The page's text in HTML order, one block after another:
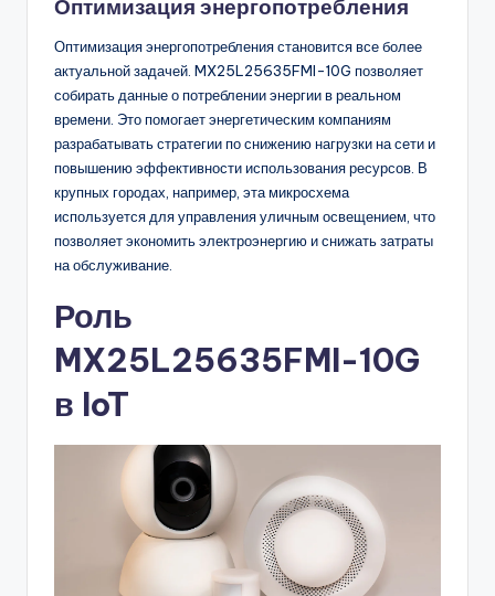
Оптимизация энергопотребления
Оптимизация энергопотребления становится все более
актуальной задачей. MX25L25635FMI-10G позволяет
собирать данные о потреблении энергии в реальном
времени. Это помогает энергетическим компаниям
разрабатывать стратегии по снижению нагрузки на сети и
повышению эффективности использования ресурсов. В
крупных городах, например, эта микросхема
используется для управления уличным освещением, что
позволяет экономить электроэнергию и снижать затраты
на обслуживание.
Роль
MX25L25635FMI-10G
в IoT